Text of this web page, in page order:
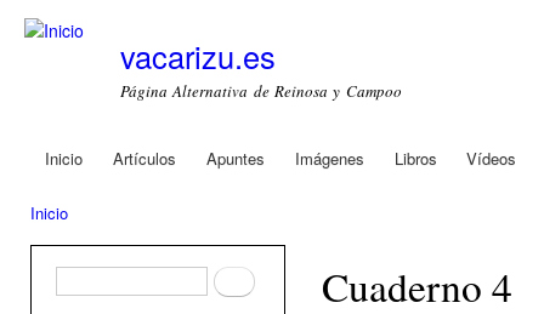
vacarizu.es
Página Alternativa de Reinosa y Campoo
Main menu
Inicio Artículos Apuntes Imágenes Libros Vídeos
Inicio
Formulario de búsquedaBuscar Cuaderno 4